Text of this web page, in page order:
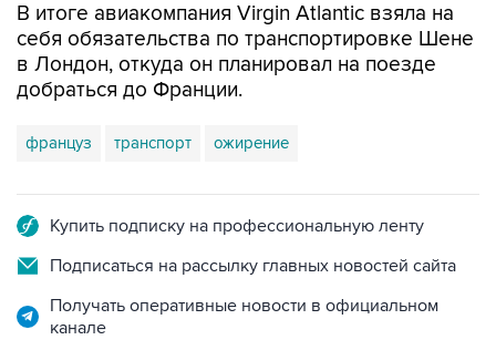
В итоге авиакомпания Virgin Atlantic взяла на
себя обязательства по транспортировке Шене
в Лондон, откуда он планировал на поезде
добраться до Франции.
француз транспорт ожирение
Купить подписку на профессиональную ленту
Подписаться на рассылку главных новостей сайта
Получать оперативные новости в официальном
канале